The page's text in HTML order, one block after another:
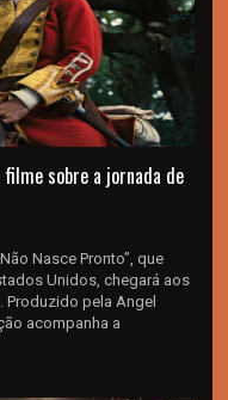
filme sobre a jornada de
Nasce Pronto”, que
Unidos, chegará aos
Produzido pela Angel
acompanha a